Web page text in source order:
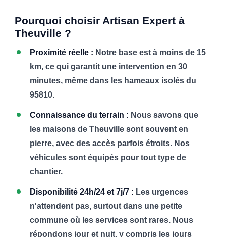
Pourquoi choisir Artisan Expert à
Theuville ?
Proximité réelle : Notre base est à moins de 15
km, ce qui garantit une intervention en 30
minutes, même dans les hameaux isolés du
95810.
Connaissance du terrain : Nous savons que
les maisons de Theuville sont souvent en
pierre, avec des accès parfois étroits. Nos
véhicules sont équipés pour tout type de
chantier.
Disponibilité 24h/24 et 7j/7 : Les urgences
n'attendent pas, surtout dans une petite
commune où les services sont rares. Nous
répondons jour et nuit, y compris les jours